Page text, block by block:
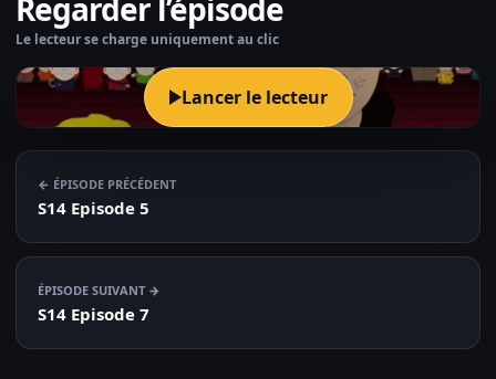
Regarder l’épisode
Le lecteur se charge uniquement au clic
Lancer le lecteur
← ÉPISODE PRÉCÉDENT
S14 Episode 5
ÉPISODE SUIVANT →
S14 Episode 7